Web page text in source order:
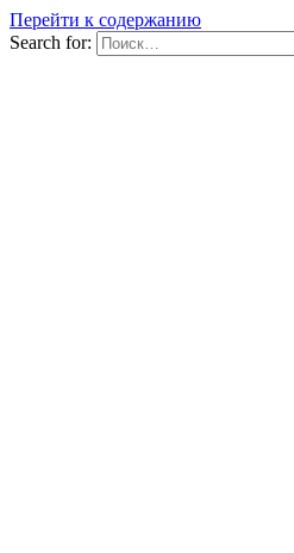
Перейти к содержанию
Search for: